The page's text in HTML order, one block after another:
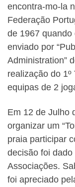
encontra-mo-la
Federação
de 1967
enviado por
Administration”
realização do
equipas de 2
Em 12 de Julho
organizar um
praia participar
decisão foi
Associações.
foi apreciado